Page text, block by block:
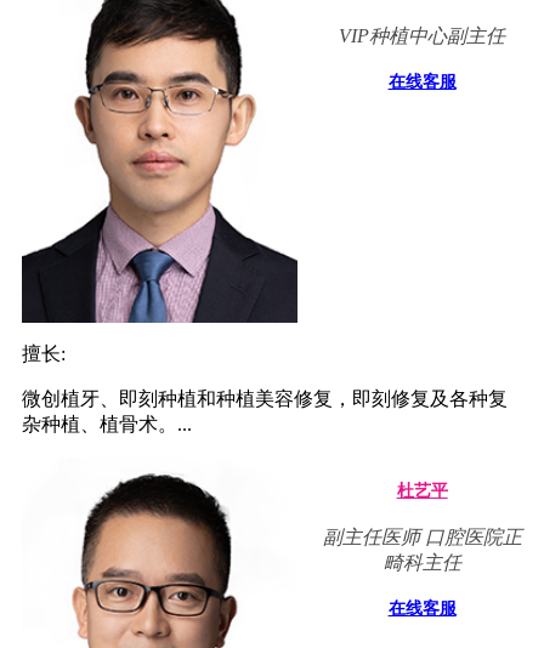
VIP种植中心副主任
在线客服
擅长:
微创植牙、即刻种植和种植美容修复，即刻修复及各种复
杂种植、植骨术。...
杜艺平
副主任医师 口腔医院正
畸科主任
在线客服